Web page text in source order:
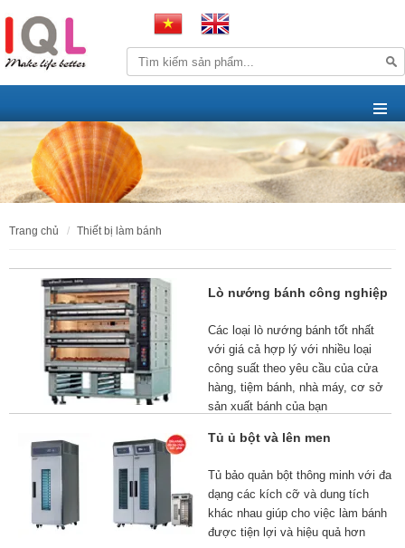
trang chủ thiết bị làm bánh
Lò nướng bánh công nghiệp
Các loại lò nướng bánh tốt nhất
với giá cả hợp lý với nhiều loại
công suất theo yêu cầu của cửa
hàng, tiệm bánh, nhà máy, cơ sở
sản xuất bánh của bạn
Tủ ủ bột và lên men
Tủ bảo quản bột thông minh với đa
dạng các kích cỡ và dung tích
khác nhau giúp cho việc làm bánh
được tiện lợi và hiệu quả hơn